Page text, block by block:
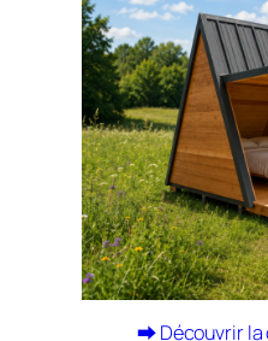
⮕ Découvrir la